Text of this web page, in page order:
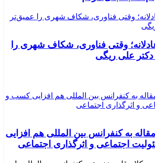
وقتی فناوری، شکاف شهری را
علی ریگی
به کنفرانس بین المللی هم افزایی
اجتماعی و اثرگذاری اجتماعی